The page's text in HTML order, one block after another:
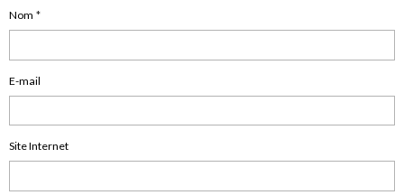
Nom
E-mail
Site Internet